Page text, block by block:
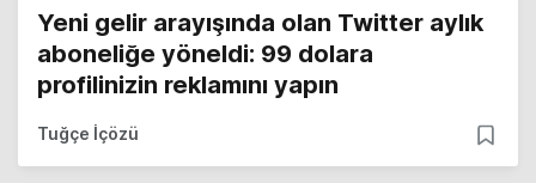
Yeni gelir arayışında olan Twitter aylık
aboneliğe yöneldi: 99 dolara
profilinizin reklamını yapın
Tuğçe İçözü